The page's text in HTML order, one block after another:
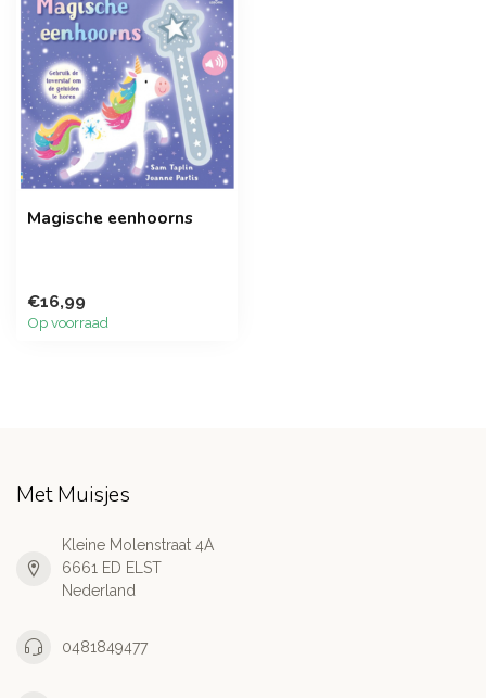
Magische eenhoorns
€16,99
Op voorraad
Met Muisjes
Kleine Molenstraat 4A
6661 ED ELST
Nederland
0481849477